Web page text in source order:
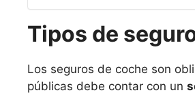
Tipos de
Los seguros de coche son
públicas debe contar con un